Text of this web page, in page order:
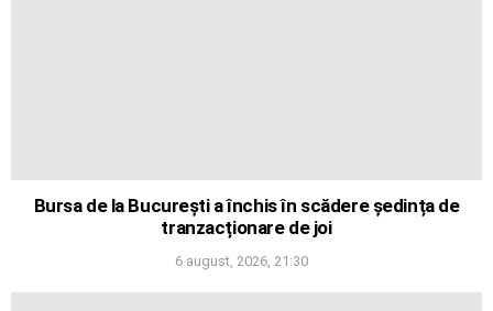
Bursa de la București a închis în scădere ședința de
tranzacționare de joi
6 august, 2026, 21:30